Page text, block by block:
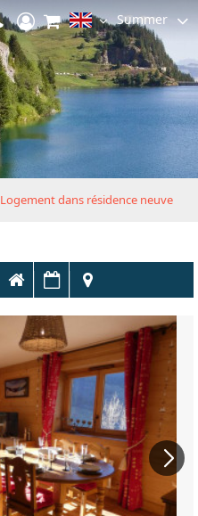
Summer
Logement dans résidence neuve